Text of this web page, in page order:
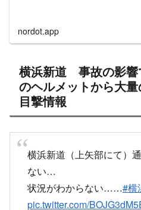
11時半過ぎ 横浜新
付近で事故発生
横浜新道の事故
料金所から1km55分って
pic.twitter.com/NC8fQFTI6J
— ハルハル